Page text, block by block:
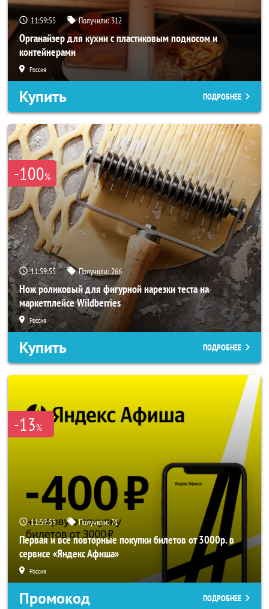
11:59:53 Получили:312
Органайзер для кухни с пластиковым подносом и
контейнерами
Россия
Купить ПОДРОБНЕЕ
-100%
11:59:53 Получили:266
Нож роликовый для фигурной нарезки теста на
маркетплейсе Wildberries
Россия
Купить ПОДРОБНЕЕ
-13%
11:59:53 Получили:71
Первая и все повторные покупки билетов от 3000р. в
сервисе «Яндекс Афиша»
Россия
Промокод ПОДРОБНЕЕ